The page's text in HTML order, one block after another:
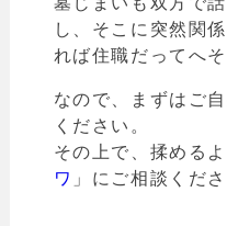
し、 そこに突然関
れば住職だってへ
なので、まずはご
ください。
その上で、揉めるよ
ワ 」 にご相談くださ